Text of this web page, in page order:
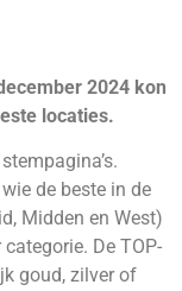
2024 kon
locaties.
de beste in de
Midden en West)
De TOP-
goud, zilver of